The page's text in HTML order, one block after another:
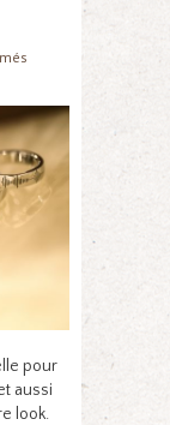
pour
aussi
look.